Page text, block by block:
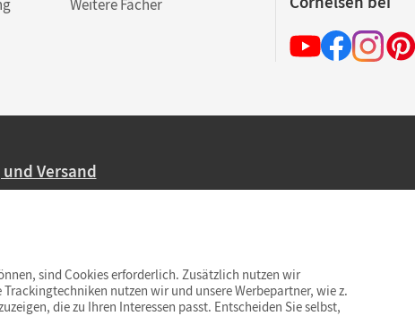
Weitere Fächer
Versand
Bestellwert liefern wir versandkostenfrei innerhalb
in 3–6 Tagen).
sind Cookies erforderlich. Zusätzlich nutzen wir
nutzen wir und unsere Werbepartner, wie z.
die zu Ihren Interessen passt. Entscheiden Sie selbst,